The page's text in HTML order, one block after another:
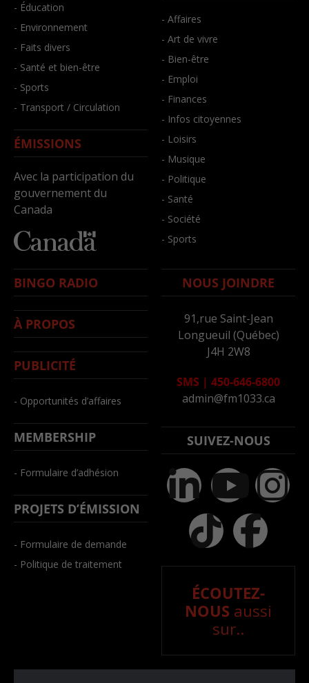
- Éducation
- Environnement
- Faits divers
- Santé et bien-être
- Sports
- Transport / Circulation
ÉMISSIONS
Avec la participation du
gouvernement du
Canada
- Affaires
- Art de vivre
- Bien-être
- Emploi
- Finances
- Infos citoyennes
- Loisirs
- Musique
- Politique
- Santé
- Société
- Sports
BINGO RADIO
À PROPOS
PUBLICITÉ
- Opportunités d’affaires
MEMBERSHIP
- Formulaire d’adhésion
PROJETS D’ÉMISSION
- Formulaire de demande
- Politique de traitement
NOUS JOINDRE
91,rue Saint-Jean
Longueuil (Québec)
J4H 2W8
SMS | 450-646-6800
admin@fm1033.ca
SUIVEZ-NOUS
ÉCOUTEZ-
NOUS aussi
sur..